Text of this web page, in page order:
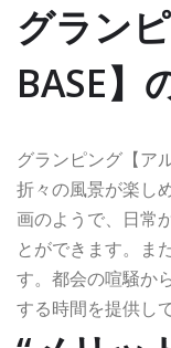
グラン
BASE】
グランピング【ア
折々の風景が楽し
画のようで、日常
とができます。ま
す。都会の喧騒か
する時間を提供し